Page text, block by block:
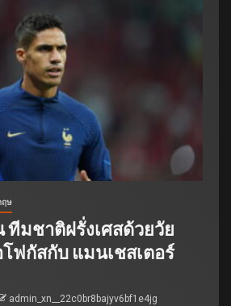
ฤษ
ทีมชาติฝรั่งเศสด้วยวัย
โฟกัสกับ แมนเชสเตอร์
admin_xn__22c0br8bajyv6bf1e4jg